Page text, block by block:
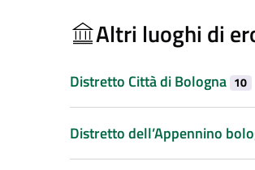
Altri luoghi di
Distretto Città di Bologna 10
Distretto dell’Appennino